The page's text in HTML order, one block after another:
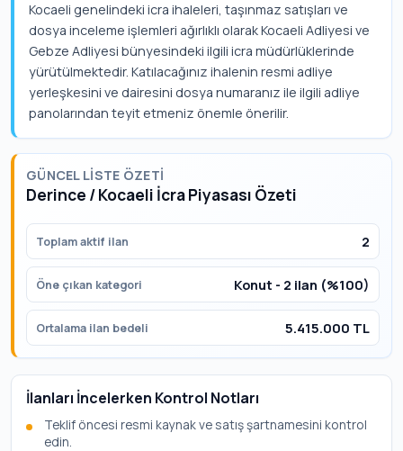
Kocaeli genelindeki icra ihaleleri, taşınmaz satışları ve
dosya inceleme işlemleri ağırlıklı olarak Kocaeli Adliyesi ve
Gebze Adliyesi bünyesindeki ilgili icra müdürlüklerinde
yürütülmektedir. Katılacağınız ihalenin resmi adliye
yerleşkesini ve dairesini dosya numaranız ile ilgili adliye
panolarından teyit etmeniz önemle önerilir.
GÜNCEL LISTE ÖZETI
Derince / Kocaeli İcra Piyasası Özeti
Toplam aktif ilan 2
Öne çıkan kategori Konut - 2 ilan (%100)
Ortalama ilan bedeli 5.415.000 TL
İlanları İncelerken Kontrol Notları
Teklif öncesi resmi kaynak ve satış şartnamesini kontrol
edin.